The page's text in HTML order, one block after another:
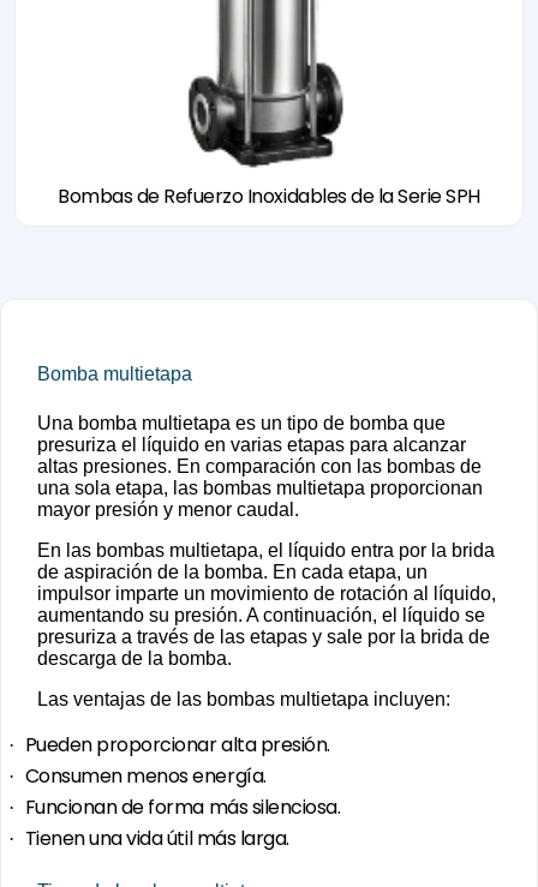
Bombas de Refuerzo Inoxidables de la Serie SPH
Bomba multietapa
Una bomba multietapa es un tipo de bomba que
presuriza el líquido en varias etapas para alcanzar
altas presiones. En comparación con las bombas de
una sola etapa, las bombas multietapa proporcionan
mayor presión y menor caudal.
En las bombas multietapa, el líquido entra por la brida
de aspiración de la bomba. En cada etapa, un
impulsor imparte un movimiento de rotación al líquido,
aumentando su presión. A continuación, el líquido se
presuriza a través de las etapas y sale por la brida de
descarga de la bomba.
Las ventajas de las bombas multietapa incluyen:
· Pueden proporcionar alta presión.
· Consumen menos energía.
· Funcionan de forma más silenciosa.
· Tienen una vida útil más larga.